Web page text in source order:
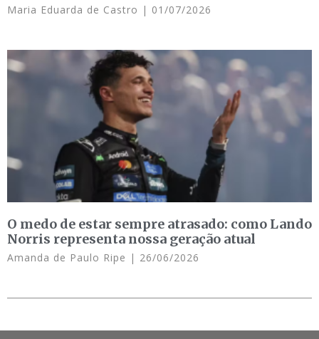
Maria Eduarda de Castro 01/07/2026
O medo de estar sempre atrasado: como Lando
Norris representa nossa geração atual
Amanda de Paulo Ripe 26/06/2026